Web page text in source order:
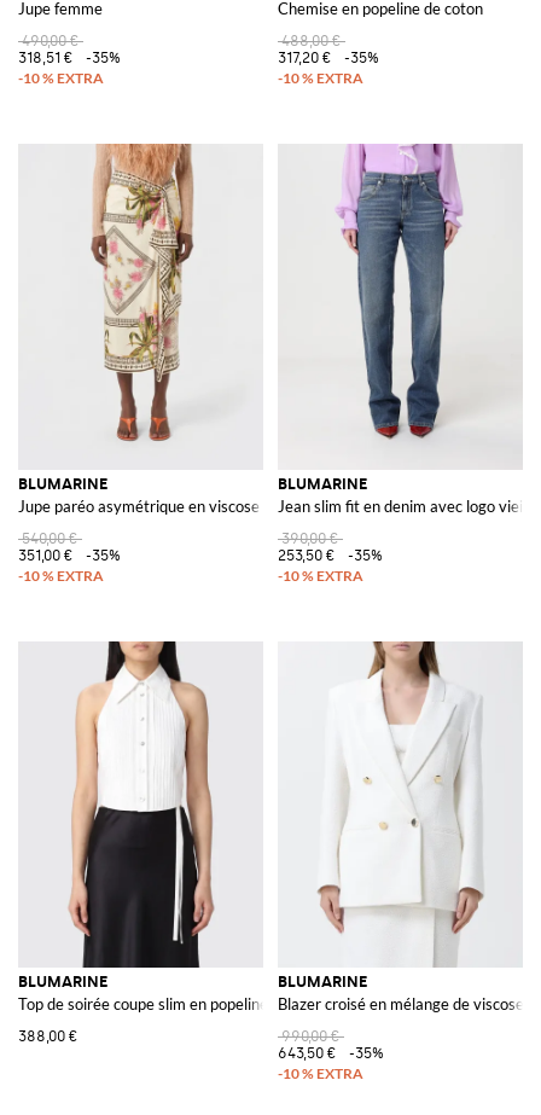
Jupe femme
490,00 €
318,51 €
-35%
Chemise en popeline de coton
488,00 €
317,20 €
-35%
BLUMARINE
Jupe paréo asymétrique en viscose imprimée
540,00 €
351,00 €
-35%
BLUMARINE
Jean slim fit en denim avec logo vieilli
390,00 €
253,50 €
-35%
BLUMARINE
Top de soirée coupe slim en popeline de coton à encolure américaine
388,00 €
BLUMARINE
Blazer croisé en mélange de viscose
990,00 €
643,50 €
-35%